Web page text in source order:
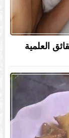
العلمية